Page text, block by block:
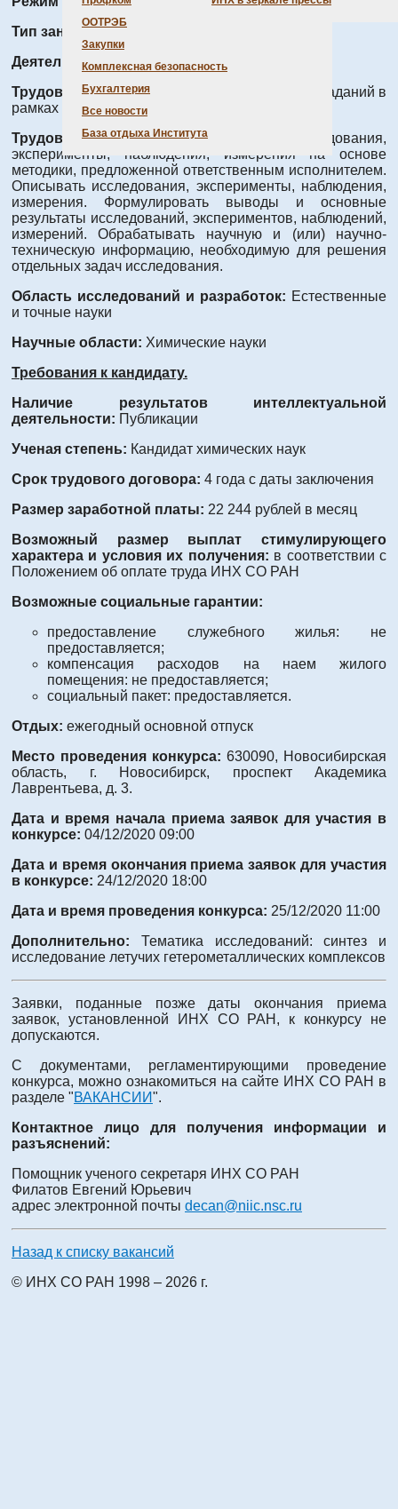
ООТРЭБ
Закупки
Комплексная безопасность
Бухгалтерия
Все новости
База отдыха Института
Тип занятости:Полная занятость
Деятельность:Проведение исследования
Трудовые функции:
Выполнение отдельных заданий в
рамках решения задач исследования
Трудовые действия:Проводить исследования,
эксперименты, наблюдения, измерения на основе
методики, предложенной ответственным исполнителем.
Описывать исследования, эксперименты, наблюдения,
измерения. Формулировать выводы и основные
результаты исследований, экспериментов, наблюдений,
измерений. Обрабатывать научную и (или) научно-
техническую информацию, необходимую для решения
отдельных задач исследования.
Область исследований и разработок: Естественные
и точные науки
Научные области: Химические науки
Требования к кандидату.
Наличие результатов интеллектуальной
деятельности: Публикации
Ученая степень: Кандидат химических наук
Срок трудового договора: 4 года с даты заключения
Размер заработной платы: 22 244 рублей в месяц
Возможный размер выплат стимулирующего
характера и условия их получения: в соответствии с
Положением об оплате труда ИНХ СО РАН
Возможные социальные гарантии:
предоставление служебного жилья: не
предоставляется;
компенсация расходов на наем жилого
помещения: не предоставляется;
социальный пакет: предоставляется.
Отдых: ежегодный основной отпуск
Место проведения конкурса: 630090, Новосибирская
область, г. Новосибирск, проспект Академика
Лаврентьева, д. 3.
Дата и время начала приема заявок для участия в
конкурсе: 04/12/2020 09:00
Дата и время окончания приема заявок для участия
в конкурсе: 24/12/2020 18:00
Дата и время проведения конкурса: 25/12/2020 11:00
Дополнительно: Тематика исследований: синтез и
исследование летучих гетерометаллических комплексов
Заявки, поданные позже даты окончания приема
заявок, установленной ИНХ СО РАН, к конкурсу не
допускаются.
С документами, регламентирующими проведение
конкурса, можно ознакомиться на сайте ИНХ СО РАН в
разделе "ВАКАНСИИ".
Контактное лицо для получения информации и
разъяснений:
Помощник ученого секретаря ИНХ СО РАН
Филатов Евгений Юрьевич
адрес электронной почты decan@niic.nsc.ru
Назад к списку вакансий
© ИНХ СО РАН 1998 – 2026 г.